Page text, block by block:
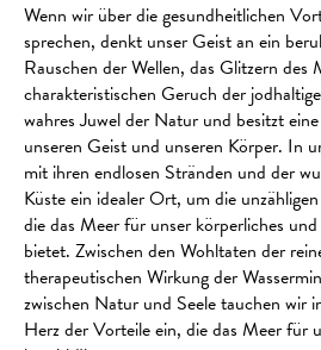
Wenn wir über die gesundheitlichen
sprechen, denkt unser Geist an ein
Rauschen der Wellen, das Glitzern des
charakteristischen Geruch der
wahres Juwel der Natur und besitzt
unseren Geist und unseren Körper. In
mit ihren endlosen Stränden und der
Küste ein idealer Ort, um die
die das Meer für unser körperliches
bietet. Zwischen den Wohltaten der
therapeutischen Wirkung der
zwischen Natur und Seele tauchen wir
Herz der Vorteile ein, die das Meer für